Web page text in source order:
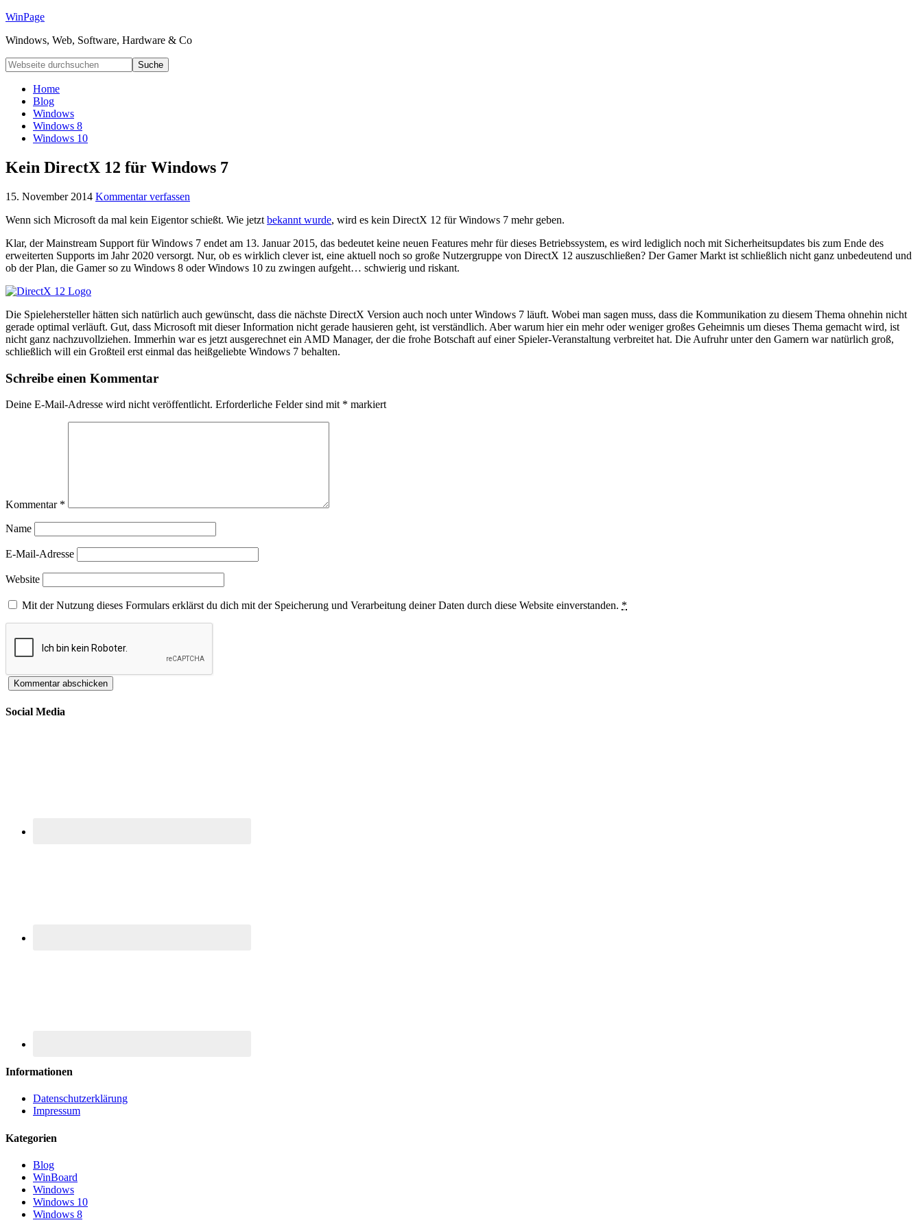
WinPage
Windows, Web, Software, Hardware & Co
Home
Blog
Windows
Windows 8
Windows 10
Kein DirectX 12 für Windows 7
15. November 2014 Kommentar verfassen
Wenn sich Microsoft da mal kein Eigentor schießt. Wie jetzt bekannt wurde, wird es kein DirectX 12 für Windows 7 mehr geben.
Klar, der Mainstream Support für Windows 7 endet am 13. Januar 2015, das bedeutet keine neuen Features mehr für dieses Betriebssystem, es wird lediglich noch mit Sicherheitsupdates bis zum Ende des
erweiterten Supports im Jahr 2020 versorgt. Nur, ob es wirklich clever ist, eine aktuell noch so große Nutzergruppe von DirectX 12 auszuschließen? Der Gamer Markt ist schließlich nicht ganz unbedeutend und
ob der Plan, die Gamer so zu Windows 8 oder Windows 10 zu zwingen aufgeht… schwierig und riskant.
Die Spielehersteller hätten sich natürlich auch gewünscht, dass die nächste DirectX Version auch noch unter Windows 7 läuft. Wobei man sagen muss, dass die Kommunikation zu diesem Thema ohnehin nicht
gerade optimal verläuft. Gut, dass Microsoft mit dieser Information nicht gerade hausieren geht, ist verständlich. Aber warum hier ein mehr oder weniger großes Geheimnis um dieses Thema gemacht wird, ist
nicht ganz nachzuvollziehen. Immerhin war es jetzt ausgerechnet ein AMD Manager, der die frohe Botschaft auf einer Spieler-Veranstaltung verbreitet hat. Die Aufruhr unter den Gamern war natürlich groß,
schließlich will ein Großteil erst einmal das heißgeliebte Windows 7 behalten.
Schreibe einen Kommentar
Deine E-Mail-Adresse wird nicht veröffentlicht. Erforderliche Felder sind mit * markiert
Kommentar *
Name
E-Mail-Adresse
Website
Mit der Nutzung dieses Formulars erklärst du dich mit der Speicherung und Verarbeitung deiner Daten durch diese Website einverstanden. *
Social Media
Informationen
Datenschutzerklärung
Impressum
Kategorien
Blog
WinBoard
Windows
Windows 10
Windows 8